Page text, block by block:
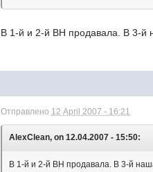
В 1-й и 2-й ВН продавала. В 3-й
Отправлено 12 April 2007 - 16:21
AlexClean, on 12.04.2007 - 15:50:
В 1-й и 2-й ВН продавала. В 3-й